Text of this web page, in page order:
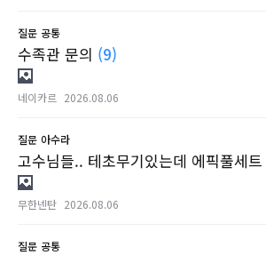
질문 공통
수족관 문의 (9)
네이카르 2026.08.06
질문 아수라
고수님들.. 테초무기있는데 에픽풀세
무한넨탄 2026.08.06
질문 공통